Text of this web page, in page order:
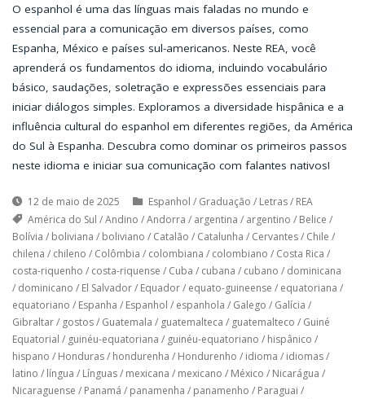
O espanhol é uma das línguas mais faladas no mundo e
essencial para a comunicação em diversos países, como
Espanha, México e países sul-americanos. Neste REA, você
aprenderá os fundamentos do idioma, incluindo vocabulário
básico, saudações, soletração e expressões essenciais para
iniciar diálogos simples. Exploramos a diversidade hispânica e a
influência cultural do espanhol em diferentes regiões, da América
do Sul à Espanha. Descubra como dominar os primeiros passos
neste idioma e iniciar sua comunicação com falantes nativos!
12 de maio de 2025 Espanhol / Graduação / Letras/ REA
América do Sul /Andino /Andorra / argentina / argentino / Belice /
Bolívia / boliviana / boliviano / Catalão / Catalunha / Cervantes/ Chile /
chilena / chileno / Colômbia / colombiana / colombiano / Costa Rica /
costa-riquenho / costa-riquense / Cuba / cubana / cubano / dominicana
/ dominicano / El Salvador/ Equador/ equato-guineense / equatoriana /
equatoriano / Espanha / Espanhol / espanhola / Galego / Galícia /
Gibraltar/ gostos/ Guatemala / guatemalteca / guatemalteco / Guiné
Equatorial / guinéu-equatoriana / guinéu-equatoriano / hispânico /
hispano / Honduras/ hondurenha / Hondurenho / idioma / idiomas/
latino / língua / Línguas/ mexicana / mexicano / México / Nicarágua /
Nicaraguense / Panamá / panamenha / panamenho / Paraguai /